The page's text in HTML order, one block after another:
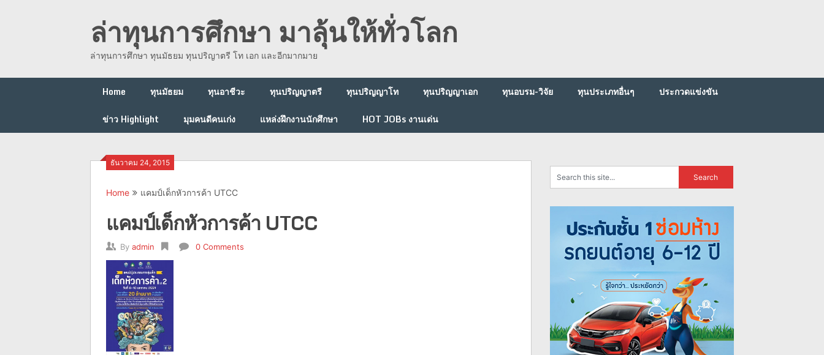
ล่าทุนการศึกษา มาลุ้นให้ทั่วโลก
ล่าทุนการศึกษา ทุนมัธยม ทุนปริญาตรี โท เอก และอีกมากมาย
Home ทุนมัธยม ทุนอาชีวะ ทุนปริญญาตรี ทุนปริญญาโท ทุนปริญญาเอก ทุนอบรม-วิจัย ทุนประเภทอื่นๆ
ประกวดแข่งขัน
ข่าว Highlight
มุมคนดีคนเก่ง แหล่งฝึกงานนักศึกษา HOT JOBs งานเด่น
ธันวาคม 24, 2015
Home แคมป์เด็กหัวการค้า UTCC
แคมป์เด็กหัวการค้า UTCC
By admin 0 Comments